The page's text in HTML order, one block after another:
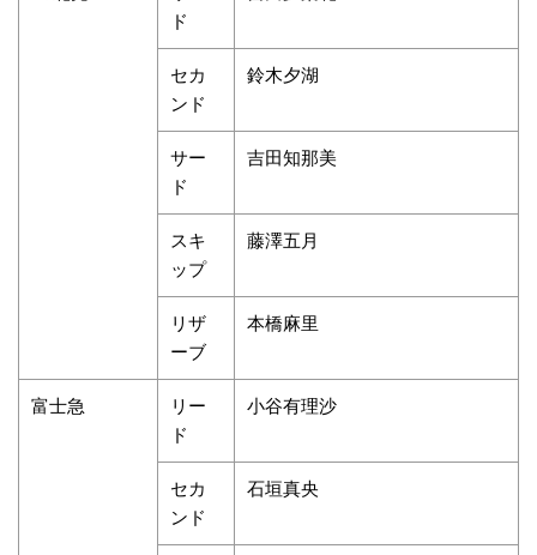
ド
セカ
ンド
鈴木夕湖
サー
ド
吉田知那美
スキ
ップ
藤澤五月
リザ
ーブ
本橋麻里
富士急
リー
ド
小谷有理沙
セカ
ンド
石垣真央